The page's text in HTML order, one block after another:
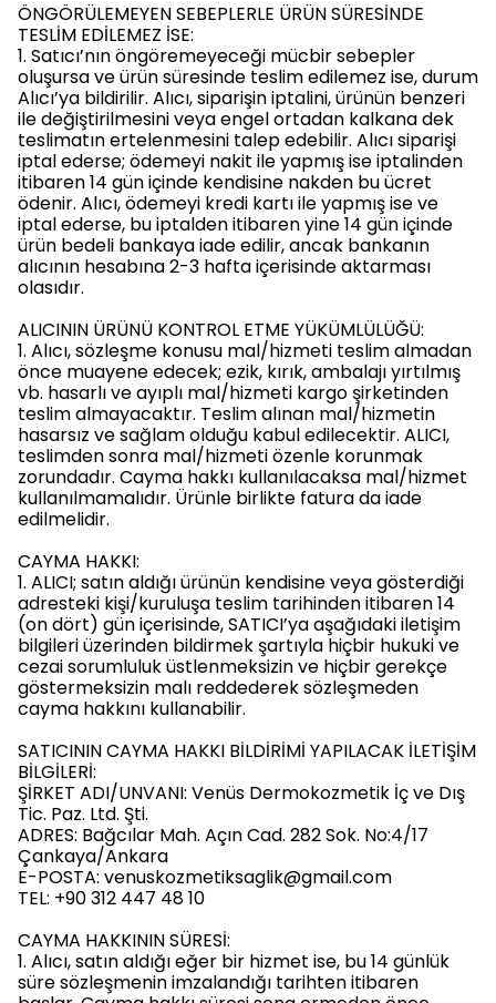
ÖNGÖRÜLEMEYEN SEBEPLERLE ÜRÜN SÜRESİNDE
TESLİM EDİLEMEZ İSE:
1. Satıcı’nın öngöremeyeceği mücbir sebepler
oluşursa ve ürün süresinde teslim edilemez ise, durum
Alıcı’ya bildirilir. Alıcı, siparişin iptalini, ürünün benzeri
ile değiştirilmesini veya engel ortadan kalkana dek
teslimatın ertelenmesini talep edebilir. Alıcı siparişi
iptal ederse; ödemeyi nakit ile yapmış ise iptalinden
itibaren 14 gün içinde kendisine nakden bu ücret
ödenir. Alıcı, ödemeyi kredi kartı ile yapmış ise ve
iptal ederse, bu iptalden itibaren yine 14 gün içinde
ürün bedeli bankaya iade edilir, ancak bankanın
alıcının hesabına 2-3 hafta içerisinde aktarması
olasıdır.
ALICININ ÜRÜNÜ KONTROL ETME YÜKÜMLÜLÜĞÜ:
1. Alıcı, sözleşme konusu mal/hizmeti teslim almadan
önce muayene edecek; ezik, kırık, ambalajı yırtılmış
vb. hasarlı ve ayıplı mal/hizmeti kargo şirketinden
teslim almayacaktır. Teslim alınan mal/hizmetin
hasarsız ve sağlam olduğu kabul edilecektir. ALICI,
teslimden sonra mal/hizmeti özenle korunmak
zorundadır. Cayma hakkı kullanılacaksa mal/hizmet
kullanılmamalıdır. Ürünle birlikte fatura da iade
edilmelidir.
CAYMA HAKKI:
1. ALICI; satın aldığı ürünün kendisine veya gösterdiği
adresteki kişi/kuruluşa teslim tarihinden itibaren 14
(on dört) gün içerisinde, SATICI’ya aşağıdaki iletişim
bilgileri üzerinden bildirmek şartıyla hiçbir hukuki ve
cezai sorumluluk üstlenmeksizin ve hiçbir gerekçe
göstermeksizin malı reddederek sözleşmeden
cayma hakkını kullanabilir.
SATICININ CAYMA HAKKI BİLDİRİMİ YAPILACAK İLETİŞİM
BİLGİLERİ:
ŞİRKET ADI/UNVANI: Venüs Dermokozmetik İç ve Dış
Tic. Paz. Ltd. Şti.
ADRES: Bağcılar Mah. Açın Cad. 282 Sok. No:4/17
Çankaya/Ankara
E-POSTA: venuskozmetiksaglik@gmail.com
TEL: +90 312 447 48 10
CAYMA HAKKININ SÜRESİ:
1. Alıcı, satın aldığı eğer bir hizmet ise, bu 14 günlük
süre sözleşmenin imzalandığı tarihten itibaren